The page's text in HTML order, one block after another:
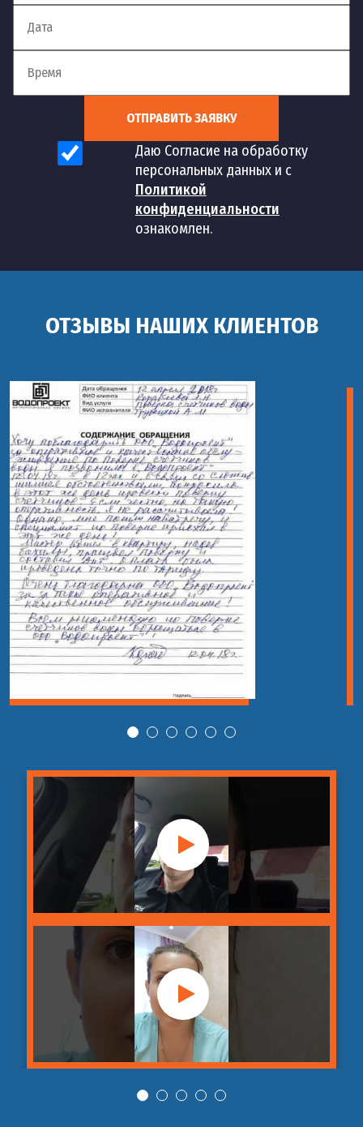
ОТПРАВИТЬ ЗАЯВКУ
Даю Согласие на обработку
персональных данных и с
Политикой
конфиденциальности
ознакомлен.
ОТЗЫВЫ НАШИХ КЛИЕНТОВ